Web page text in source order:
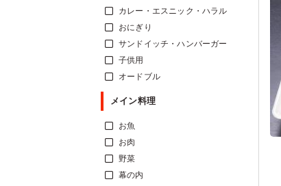
カレー・エスニック・ハラル
おにぎり
サンドイッチ・ハンバーガー
子供用
オードブル
メイン料理
お魚
お肉
野菜
幕の内